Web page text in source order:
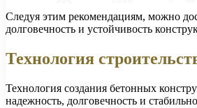
Следуя этим рекомендациям, можно
долговечность и устойчивость
Технология
Технология создания бетонных
надежность, долговечность и